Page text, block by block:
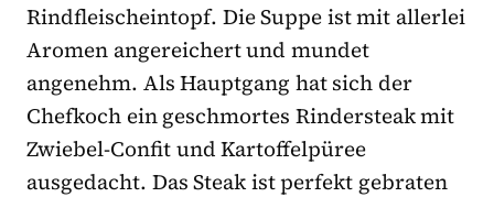
Rindfleischeintopf. Die Suppe ist mit allerlei
Aromen angereichert und mundet
angenehm. Als Hauptgang hat sich der
Chefkoch ein geschmortes Rindersteak mit
Zwiebel-Confit und Kartoffelpüree
ausgedacht. Das Steak ist perfekt gebraten